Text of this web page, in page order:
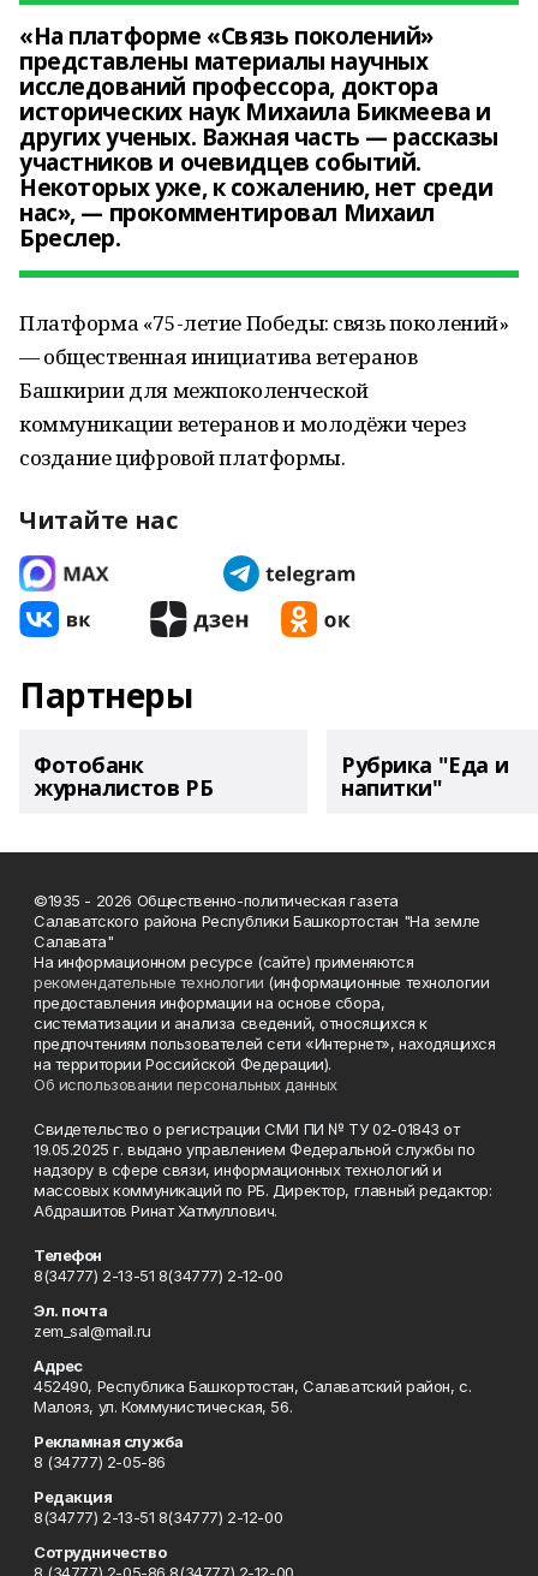
«На платформе «Связь поколений»
представлены материалы научных
исследований профессора, доктора
исторических наук Михаила Бикмеева и
других ученых. Важная часть — рассказы
участников и очевидцев событий.
Некоторых уже, к сожалению, нет среди
нас», — прокомментировал Михаил
Бреслер.
Платформа «75-летие Победы: связь поколений»
— общественная инициатива ветеранов
Башкирии для межпоколенческой
коммуникации ветеранов и молодёжи через
создание цифровой платформы.
Читайте нас
Партнеры
Фотобанк
журналистов РБ
Рубрика "Еда и
напитки"
©1935 - 2026 Общественно-политическая газета
Салаватского района Республики Башкортостан "На земле
Салавата"
На информационном ресурсе (сайте) применяются
рекомендательные технологии (информационные технологии
предоставления информации на основе сбора,
систематизации и анализа сведений, относящихся к
предпочтениям пользователей сети «Интернет», находящихся
на территории Российской Федерации).
Об использовании персональных данных
Свидетельство о регистрации СМИ ПИ № ТУ 02-01843 от
19.05.2025 г. выдано управлением Федеральной службы по
надзору в сфере связи, информационных технологий и
массовых коммуникаций по РБ. Директор, главный редактор:
Абдрашитов Ринат Хатмуллович.
Телефон
8(34777) 2-13-51 8(34777) 2-12-00
Эл. почта
zem_sal@mail.ru
Адрес
452490, Республика Башкортостан, Салаватский район, с.
Малояз, ул. Коммунистическая, 56.
Рекламная служба
8 (34777) 2-05-86
Редакция
8(34777) 2-13-51 8(34777) 2-12-00
Сотрудничество